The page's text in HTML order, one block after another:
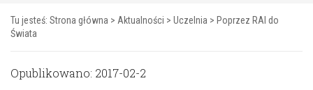
Tu jesteś: Strona główna > Aktualności > Uczelnia > Poprzez RAI do
Świata
Opublikowano: 2017-02-2